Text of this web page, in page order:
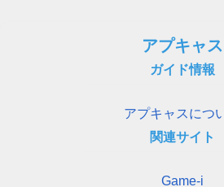
アプキャス
ガイド情報
アプキャスにつ
関連サイト
Game-i